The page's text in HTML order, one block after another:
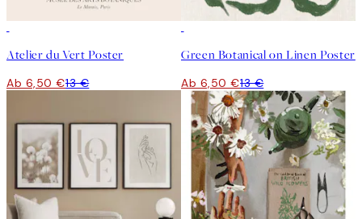
Atelier du Vert Poster
Ab 6,50 €13 €
Green Botanical on Linen Poster
Ab 6,50 €13 €